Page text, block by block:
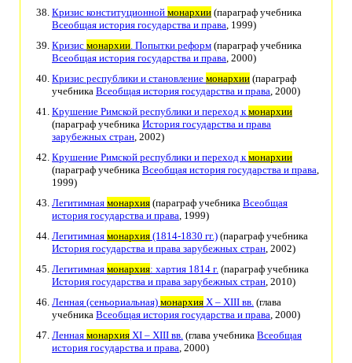
Кризис конституционной монархии (параграф учебника
Всеобщая история государства и права, 1999)
Кризис монархии. Попытки реформ (параграф учебника
Всеобщая история государства и права, 2000)
Кризис республики и становление монархии (параграф
учебника Всеобщая история государства и права, 2000)
Крушение Римской республики и переход кмонархии
(параграф учебника История государства и права
зарубежных стран, 2002)
Крушение Римской республики и переход кмонархии
(параграф учебника Всеобщая история государства и права,
1999)
Легитимная монархия (параграф учебника Всеобщая
история государства и права, 1999)
Легитимная монархия (1814-1830 гг.) (параграф учебника
История государства и права зарубежных стран, 2002)
Легитимная монархия: хартия 1814 г. (параграф учебника
История государства и права зарубежных стран, 2010)
Ленная (сеньориальная) монархия Х – XIII вв. (глава
учебника Всеобщая история государства и права, 2000)
Ленная монархия XI – XIII вв. (глава учебника Всеобщая
история государства и права, 2000)